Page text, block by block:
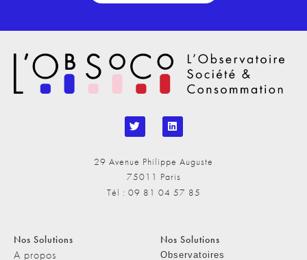
29 Avenue Philippe Auguste
75011 Paris
Tél : 09 81 04 57 85
Nos Solutions
A propos
Nos Solutions
Observatoires